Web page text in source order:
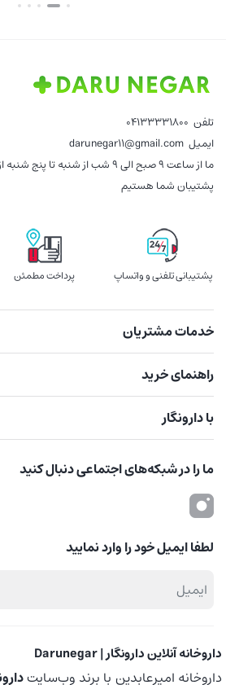
تلفن 04133331800
ایمیل darunegar11@gmail.com
ما از ساعت 9 صبح الی 9 شب از شنبه
پشتیبان شما هستیم
پشتیبانی تلفنی و واتساپ پرداخت مطمئن
خدمات مشتریان
راهنمای خرید
با دارونگار
ما را در شبکه‌های اجتماعی دنبال کنید
لطفا ایمیل خود را وارد نمایید
داروخانه آنلاین دارونگار | Darunegar
داروخانه امیرعابدین با برند وب‌سایت